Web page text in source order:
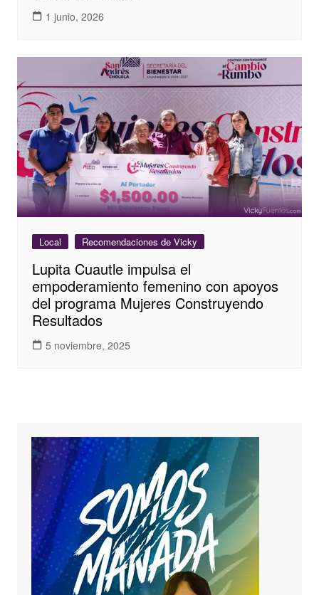
1 junio, 2026
Local Recomendaciones de Vicky
Lupita Cuautle impulsa el
empoderamiento femenino con apoyos
del programa Mujeres Construyendo
Resultados
5 noviembre, 2025